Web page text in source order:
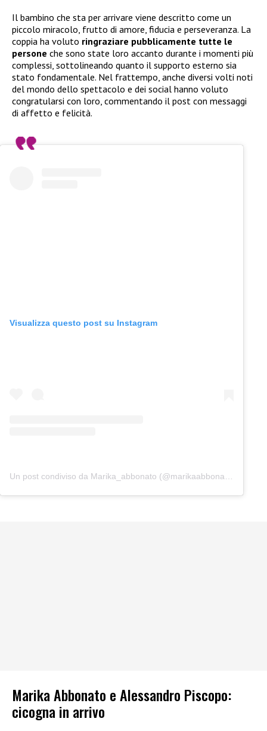
Il bambino che sta per arrivare viene descritto come un
piccolo miracolo, frutto di amore, fiducia e perseveranza. La
coppia ha voluto ringraziare pubblicamente tutte le
persone che sono state loro accanto durante i momenti più
complessi, sottolineando quanto il supporto esterno sia
stato fondamentale. Nel frattempo, anche diversi volti noti
del mondo dello spettacolo e dei social hanno voluto
congratularsi con loro, commentando il post con messaggi
di affetto e felicità.
Visualizza questo post su Instagram
Marika Abbonato e Alessandro Piscopo:
cicogna in arrivo